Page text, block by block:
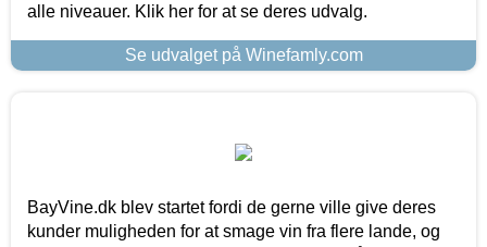
alle niveauer. Klik her for at se deres udvalg.
Se udvalget på Winefamly.com
BayVine.dk blev startet fordi de gerne ville give deres
kunder muligheden for at smage vin fra flere lande, og